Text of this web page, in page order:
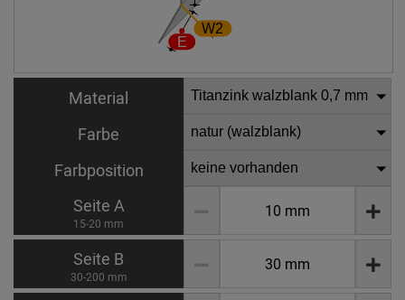
Material
Farbe
Farbposition
Seite A
15-20 mm
Seite B
30-200 mm